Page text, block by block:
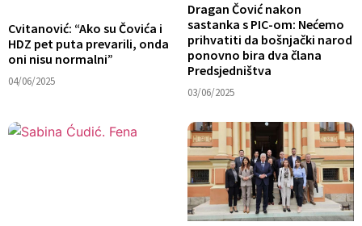
Cvitanović: “Ako su Čovića i
HDZ pet puta prevarili, onda
oni nisu normalni”
04/06/2025
Dragan Čović nakon
sastanka s PIC-om: Nećemo
prihvatiti da bošnjački narod
ponovno bira dva člana
Predsjedništva
03/06/2025